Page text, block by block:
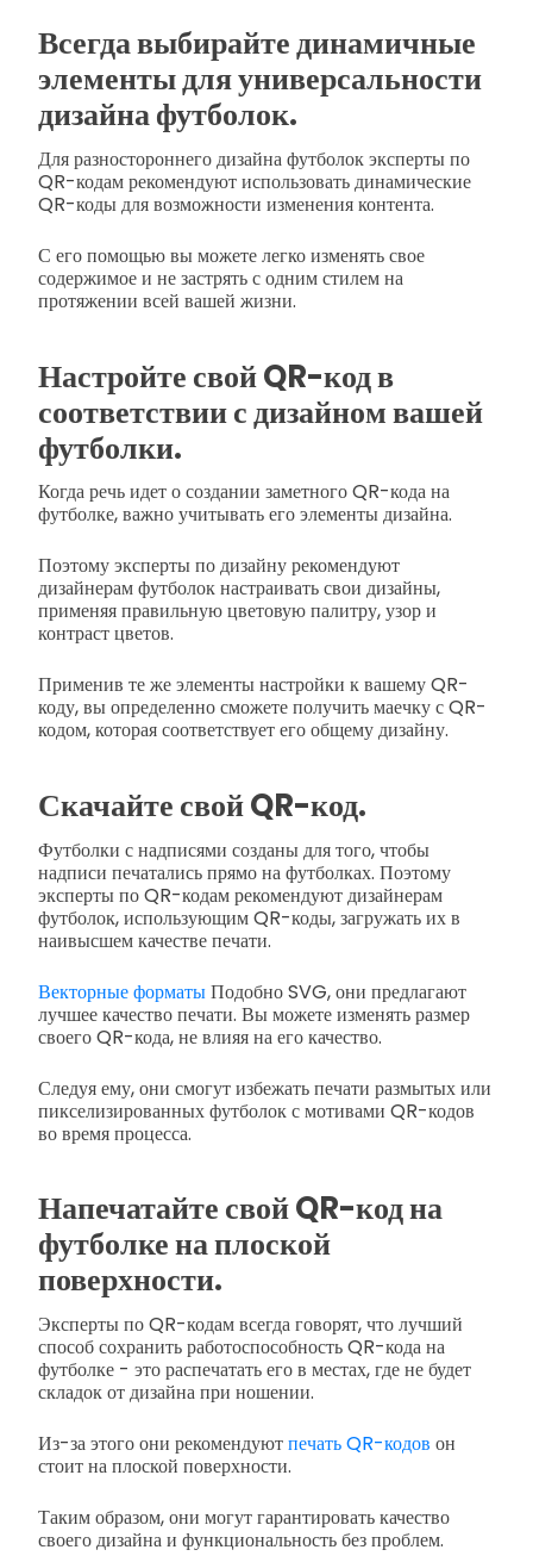
Всегда выбирайте динамичные
элементы для универсальности
дизайна футболок.
Для разностороннего дизайна футболок эксперты по
QR-кодам рекомендуют использовать динамические
QR-коды для возможности изменения контента.
С его помощью вы можете легко изменять свое
содержимое и не застрять с одним стилем на
протяжении всей вашей жизни.
Настройте свой QR-код в
соответствии с дизайном вашей
футболки.
Когда речь идет о создании заметного QR-кода на
футболке, важно учитывать его элементы дизайна.
Поэтому эксперты по дизайну рекомендуют
дизайнерам футболок настраивать свои дизайны,
применяя правильную цветовую палитру, узор и
контраст цветов.
Применив те же элементы настройки к вашему QR-
коду, вы определенно сможете получить маечку с QR-
кодом, которая соответствует его общему дизайну.
Скачайте свой QR-код.
Футболки с надписями созданы для того, чтобы
надписи печатались прямо на футболках. Поэтому
эксперты по QR-кодам рекомендуют дизайнерам
футболок, использующим QR-коды, загружать их в
наивысшем качестве печати.
Векторные форматыПодобно SVG, они предлагают
лучшее качество печати. Вы можете изменять размер
своего QR-кода, не влияя на его качество.
Следуя ему, они смогут избежать печати размытых или
пикселизированных футболок с мотивами QR-кодов
во время процесса.
Напечатайте свой QR-код на
футболке на плоской
поверхности.
Эксперты по QR-кодам всегда говорят, что лучший
способ сохранить работоспособность QR-кода на
футболке - это распечатать его в местах, где не будет
складок от дизайна при ношении.
Из-за этого они рекомендуютпечать QR-кодов он
стоит на плоской поверхности.
Таким образом, они могут гарантировать качество
своего дизайна и функциональность без проблем.